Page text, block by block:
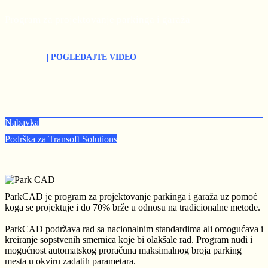
| POGLEDAJTE VIDEO
Nabavka
Podrška za Transoft Solutions
ParkCAD je program za projektovanje parkinga i garaža uz pomoć
koga se projektuje i do 70% brže u odnosu na tradicionalne metode.
ParkCAD podržava rad sa nacionalnim standardima ali omogućava i
kreiranje sopstvenih smernica koje bi olakšale rad. Program nudi i
mogućnost automatskog proračuna maksimalnog broja parking
mesta u okviru zadatih parametara.